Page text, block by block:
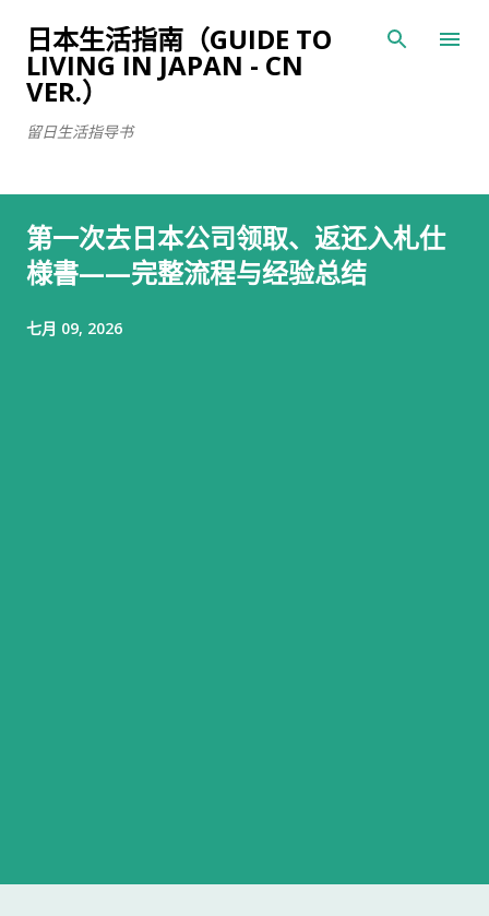
跳至主要内容
日本生活指南（GUIDE TO
LIVING IN JAPAN - CN
VER.）
留日生活指导书
第一次去日本公司领取、返还入札仕
様書——完整流程与经验总结
七月 09, 2026